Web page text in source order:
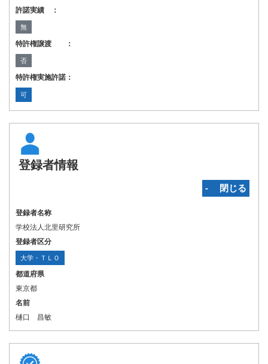
許諾実績 ：
無
特許権譲渡 ：
否
特許権実施許諾：
可
登録者情報
‐ 閉じる
登録者名称
学校法人北里研究所
登録者区分
大学・ＴＬＯ
都道府県
東京都
名前
樋口 昌敏